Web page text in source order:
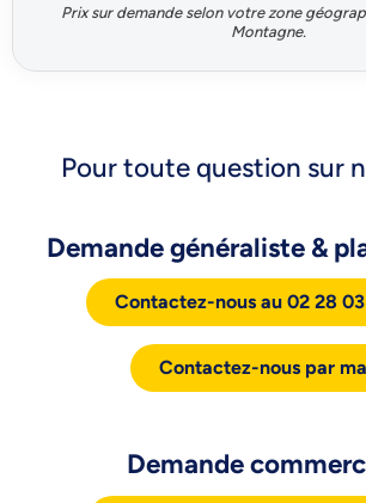
Prix sur demande selon votre zone
Montagne.
Pour toute question sur
Demande généraliste &
Contactez-nous au 02 28
Contactez-nous par
Demande